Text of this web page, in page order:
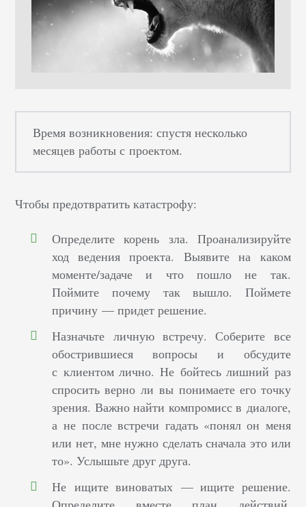
Время возникновения: спустя несколько
месяцев работы с проектом.
Чтобы предотвратить катастрофу:
Определите корень зла. Проанализируйте
ход ведения проекта. Выявите на каком
моменте/задаче и что пошло не так.
Поймите почему так вышло. Поймете
причину — придет решение.
Назначьте личную встречу. Соберите все
обострившиеся вопросы и обсудите
с клиентом лично. Не бойтесь лишний раз
спросить верно ли вы понимаете его точку
зрения. Важнонайти компромисс в диалоге,
а не после встречи гадать «понял он меня
или нет, мне нужно сделать сначала это или
то». Услышьте друг друга.
Не ищите виноватых —ищите решение.